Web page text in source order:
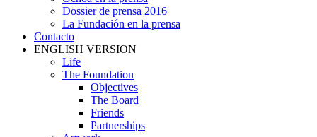
Dossier de prensa 2016
La Fundación en la prensa
Contacto
ENGLISH VERSION
Life
The Foundation
Objectives
The Board
Friends
Partnerships